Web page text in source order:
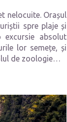
nelocuite. Orașul
spre plaje și
absolut
lor semețe, și
de zoologie…